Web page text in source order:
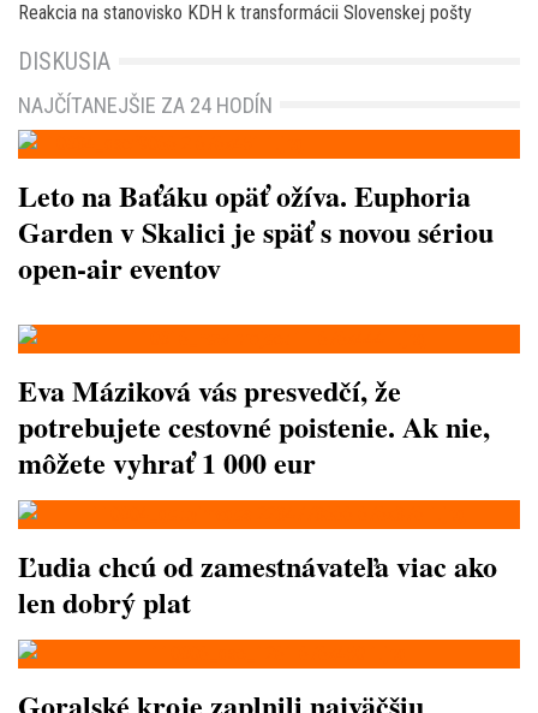
Reakcia na stanovisko KDH k transformácii Slovenskej pošty
DISKUSIA
NAJČÍTANEJŠIE ZA 24 HODÍN
Leto na Baťáku opäť ožíva. Euphoria
Garden v Skalici je späť s novou sériou
open-air eventov
Eva Máziková vás presvedčí, že
potrebujete cestovné poistenie. Ak nie,
môžete vyhrať 1 000 eur
Ľudia chcú od zamestnávateľa viac ako
len dobrý plat